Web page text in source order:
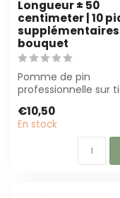
Longueur ± 50
centimeter | 10
bouquet
Pomme de pin
professionnelle sur
platine. Parfa...
€10,50
En stock